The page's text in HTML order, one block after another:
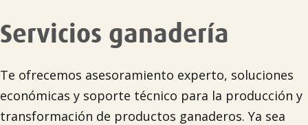
Servicios ganadería
Te ofrecemos asesoramiento experto, soluciones
económicas y soporte técnico para la producción y
transformación de productos ganaderos. Ya sea